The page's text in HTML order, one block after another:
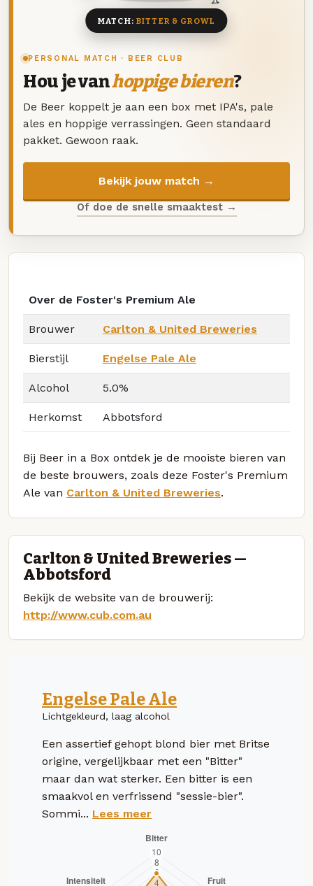
PERSONAL MATCH · BEER CLUB
Hou je vanhoppige bieren?
De Beer koppelt je aan een box met IPA's, pale
ales en hoppige verrassingen. Geen standaard
pakket. Gewoon raak.
Bekijk jouw match →
Of doe de snelle smaaktest →
MATCH: BITTER & GROWL
Over de Foster's Premium Ale
Brouwer Carlton & United Breweries
Bierstijl Engelse Pale Ale
Alcohol 5.0%
Herkomst Abbotsford
Bij Beer in a Box ontdek je de mooiste bieren van
de beste brouwers, zoals deze Foster's Premium
Ale van Carlton & United Breweries.
Carlton & United Breweries —
Abbotsford
Bekijk de website van de brouwerij:
http://www.cub.com.au
Engelse Pale Ale
Lichtgekleurd, laag alcohol
Een assertief gehopt blond bier met Britse
origine, vergelijkbaar met een "Bitter"
maar dan wat sterker. Een bitter is een
smaakvol en verfrissend "sessie-bier".
Sommi... Lees meer